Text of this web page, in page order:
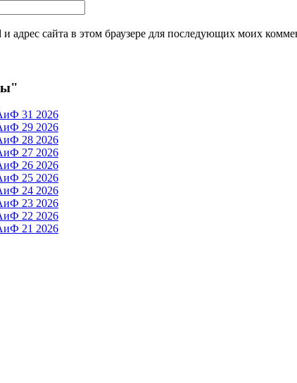
адрес сайта в этом браузере для последующих моих
31 2026
29 2026
28 2026
27 2026
26 2026
25 2026
24 2026
23 2026
22 2026
21 2026